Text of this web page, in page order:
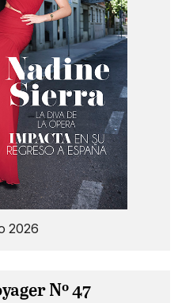
2026
Nº 47